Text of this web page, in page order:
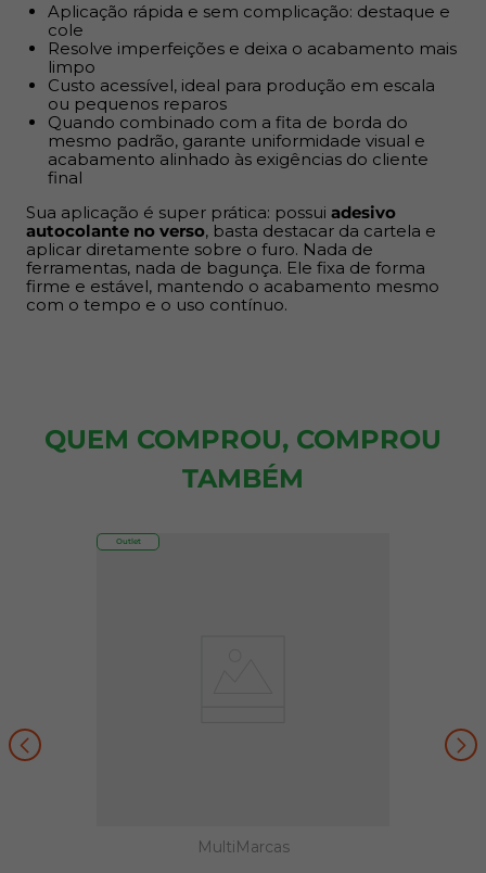
Aplicação rápida e sem complicação: destaque e
cole
Resolve imperfeições e deixa o acabamento mais
limpo
Custo acessível, ideal para produção em escala
ou pequenos reparos
Quando combinado com a fita de borda do
mesmo padrão, garante uniformidade visual e
acabamento alinhado às exigências do cliente
final
Sua aplicação é super prática: possui adesivo
autocolante no verso, basta destacar da cartela e
aplicar diretamente sobre o furo. Nada de
ferramentas, nada de bagunça. Ele fixa de forma
firme e estável, mantendo o acabamento mesmo
com o tempo e o uso contínuo.
QUEM COMPROU, COMPROU
TAMBÉM
Outlet
MultiMarcas